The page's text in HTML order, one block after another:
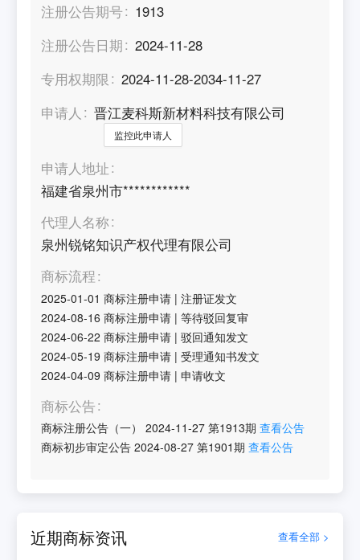
注册公告期号
1913
注册公告日期
2024-11-28
专用权期限
2024-11-28-2034-11-27
申请人
晋江麦科斯新材料科技有限公司
监控此申请人
申请人地址
福建省泉州市************
代理人名称
泉州锐铭知识产权代理有限公司
商标流程
2025-01-01 商标注册申请 |注册证发文
2024-08-16 商标注册申请 |等待驳回复审
2024-06-22 商标注册申请 |驳回通知发文
2024-05-19 商标注册申请 |受理通知书发文
2024-04-09 商标注册申请 |申请收文
商标公告
商标注册公告（一） 2024-11-27 第1913期 查看公告
商标初步审定公告 2024-08-27 第1901期 查看公告
近期商标资讯 查看全部 >